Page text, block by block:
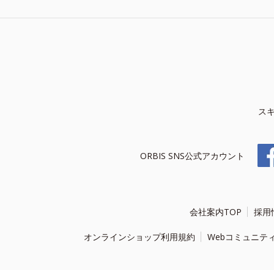
ス
ORBIS SNS公式アカウント
会社案内TOP 採用
オンラインショップ利用規約 Webコミュニテ